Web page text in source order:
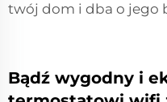
twój dom i dba o jego
Bądź wygodny i